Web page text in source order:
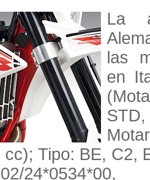
La
las
en
cc); Tipo: BE, C2,
24*0534*00,